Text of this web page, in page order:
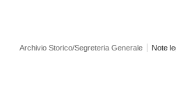
Archivio Storico/Segreteria Generale Note